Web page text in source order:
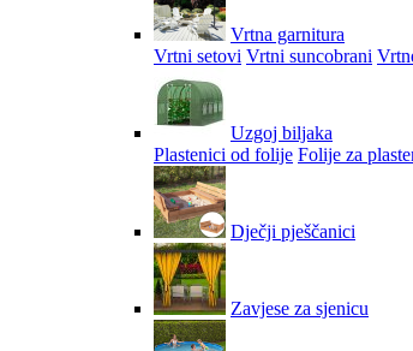
Vrtna garnitura
Vrtni setovi Vrtni suncobrani
Uzgoj biljaka
Plastenici od folije Folije za
Dječji pješčanici
Zavjese za sjenicu